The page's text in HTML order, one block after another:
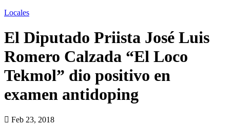
Locales
El Diputado Priista José Luis
Romero Calzada “El Loco
Tekmol” dio positivo en
examen antidoping
Feb 23, 2018